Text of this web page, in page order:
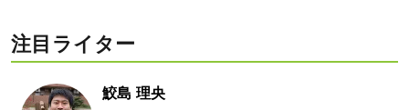
注目ライター
鮫島 理央